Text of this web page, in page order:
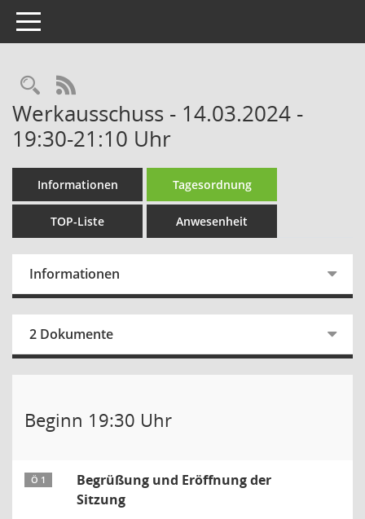
Toggle navigation
Rechercheauswahl
RSS-Feed
Werkausschuss - 14.03.2024 -
19:30-21:10 Uhr
Informationen Tagesordnung
TOP-Liste Anwesenheit
Informationen
2 Dokumente
Beginn 19:30 Uhr
Ö 1
Begrüßung und Eröffnung der
Sitzung